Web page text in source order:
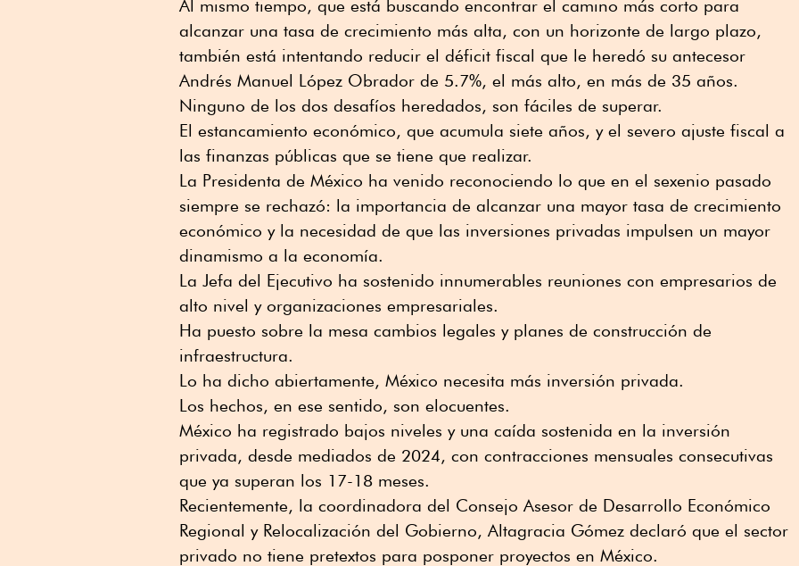
Al mismo tiempo, que está buscando encontrar el camino más corto para
alcanzar una tasa de crecimiento más alta, con un horizonte de largo plazo,
también está intentando reducir el déficit fiscal que le heredó su antecesor
Andrés Manuel López Obrador de 5.7%, el más alto, en más de 35 años.
Ninguno de los dos desafíos heredados, son fáciles de superar.
El estancamiento económico, que acumula siete años, y el severo ajuste fiscal a
las finanzas públicas que se tiene que realizar.
La Presidenta de México ha venido reconociendo lo que en el sexenio pasado
siempre se rechazó: la importancia de alcanzar una mayor tasa de crecimiento
económico y la necesidad de que las inversiones privadas impulsen un mayor
dinamismo a la economía.
La Jefa del Ejecutivo ha sostenido innumerables reuniones con empresarios de
alto nivel y organizaciones empresariales.
Ha puesto sobre la mesa cambios legales y planes de construcción de
infraestructura.
Lo ha dicho abiertamente, México necesita más inversión privada.
Los hechos, en ese sentido, son elocuentes.
México ha registrado bajos niveles y una caída sostenida en la inversión
privada, desde mediados de 2024, con contracciones mensuales consecutivas
que ya superan los 17-18 meses.
Recientemente, la coordinadora del Consejo Asesor de Desarrollo Económico
Regional y Relocalización del Gobierno, Altagracia Gómez declaró que el sector
privado no tiene pretextos para posponer proyectos en México.